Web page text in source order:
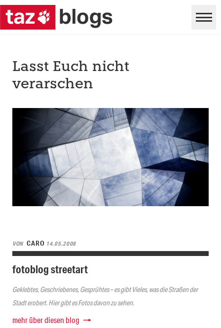
Lasst Euch nicht
verarschen
VON CARO 14.05.2008
fotoblog streetart
Geklebtes, Geschriebenes, Gesprühtes – es gibt Vieles, was die Straßen der
Stadt erobert. Hier gibt es Fotos davon zu sehen.
mehr über diesen blog